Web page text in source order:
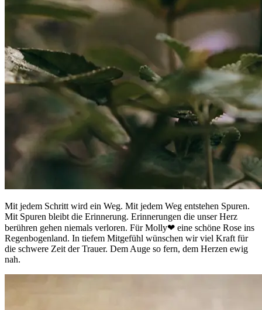
Mit jedem Schritt wird ein Weg. Mit jedem Weg entstehen Spuren.
Mit Spuren bleibt die Erinnerung. Erinnerungen die unser Herz
berühren gehen niemals verloren. Für Molly❤ eine schöne Rose ins
Regenbogenland. In tiefem Mitgefühl wünschen wir viel Kraft für
die schwere Zeit der Trauer. Dem Auge so fern, dem Herzen ewig
nah.